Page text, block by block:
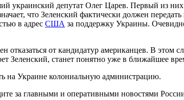
украинский депутат Олег Царев. Первый из них
что Зеленский фактически должен
в адрес США за поддержку Украины.
от кандидатур американцев. В этом
Зеленский, станет понятно уже в ближайшее
на Украине колониальную администрацию.
за главными и оперативными новостями